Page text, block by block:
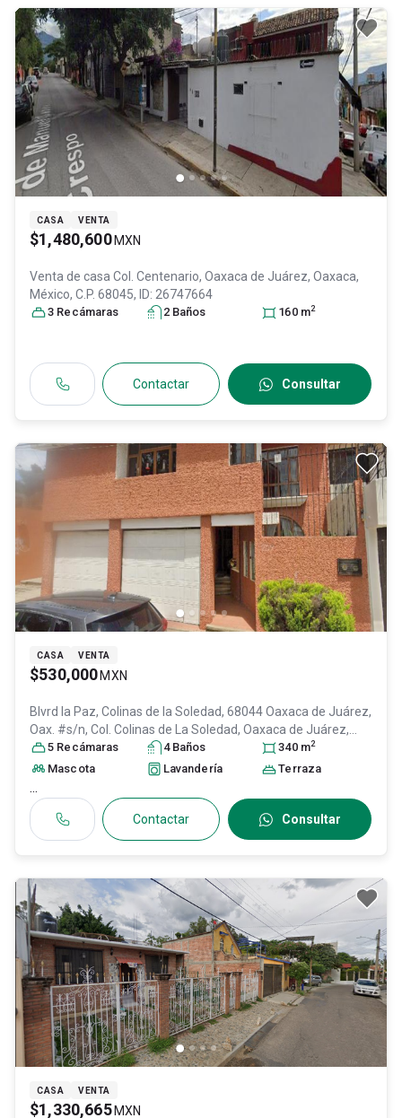
CASA VENTA
$1,480,600 MXN
Venta de casa Col. Centenario, Oaxaca de Juárez, Oaxaca,
México, C.P. 68045, ID: 26747664
3 Recámaras 2 Baños 160 m2
Contactar Consultar
CASA VENTA
$530,000 MXN
Blvrd la Paz, Colinas de la Soledad, 68044 Oaxaca de Juárez,
Oax. #s/n, Col. Colinas de La Soledad, Oaxaca de Juárez,
Oaxaca, México , C.P. 68044, ID:31574012
5 Recámaras 4 Baños 340 m2
Mascota Lavandería Terraza
...
Contactar Consultar
CASA VENTA
$1,330,665 MXN